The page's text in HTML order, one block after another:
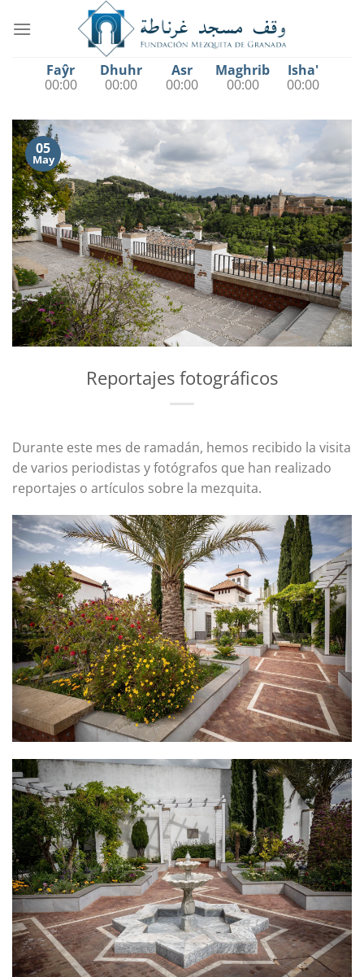
Faŷr
00:00
Dhuhr
00:00
Asr
00:00
Maghrib
00:00
Isha'
00:00
05
May
Reportajes fotográficos
Durante este mes de ramadán, hemos recibido la visita
de varios periodistas y fotógrafos que han realizado
reportajes o artículos sobre la mezquita.